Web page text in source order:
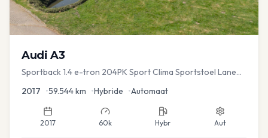
Audi A3
Sportback 1.4 e-tron 204PK Sport Clima Sportstoel Lane
2017 •59.544km •Hybride •Automaat
2017 60k Hybr Aut